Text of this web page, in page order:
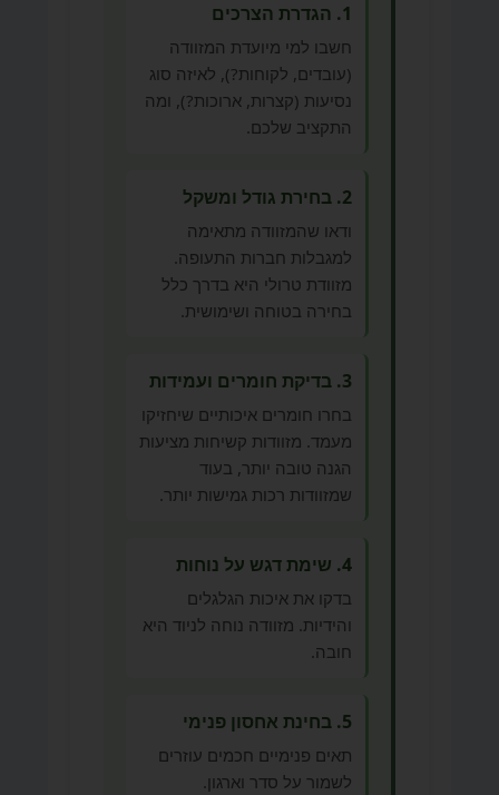
1. הגדרת הצרכים
חשבו למי מיועדת המזוודה
(עובדים, לקוחות?), לאיזה סוג
נסיעות (קצרות, ארוכות?), ומה
התקציב שלכם.
2. בחירת גודל ומשקל
ודאו שהמזוודה מתאימה
למגבלות חברות התעופה.
מזוודת טרולי היא בדרך כלל
בחירה בטוחה ושימושית.
3. בדיקת חומרים ועמידות
בחרו חומרים איכותיים שיחזיקו
מעמד. מזוודות קשיחות מציעות
הגנה טובה יותר, בעוד
שמזוודות רכות גמישות יותר.
4. שימת דגש על נוחות
בדקו את איכות הגלגלים
והידיות. מזוודה נוחה לניוד היא
חובה.
5. בחינת אחסון פנימי
תאים פנימיים חכמים עוזרים
לשמור על סדר וארגון.